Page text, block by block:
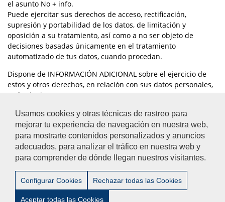
Usamos cookies y otras técnicas de rastreo para
mejorar tu experiencia de navegación en nuestra web,
para mostrarte contenidos personalizados y anuncios
adecuados, para analizar el tráfico en nuestra web y
para comprender de dónde llegan nuestros visitantes.
Configurar Cookies Rechazar todas las Cookies
Aceptar todas las Cookies
el asunto No + info.
Puede ejercitar sus derechos de acceso, rectificación,
supresión y portabilidad de los datos, de limitación y
oposición a su tratamiento, así como a no ser objeto de
decisiones basadas únicamente en el tratamiento
automatizado de tus datos, cuando procedan.
Dispone de INFORMACIÓN ADICIONAL sobre el ejercicio de
estos y otros derechos, en relación con sus datos personales,
en la siguiente
general/proteccion-de-datos/
Aviso Legal / Privacidad / Accesibilidad / Contacto